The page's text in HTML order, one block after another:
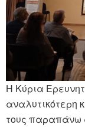
Η Κύρια
αναλυτικότερη
τους παραπάνω